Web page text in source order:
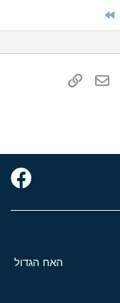
WhatsAppדואר אלקטרוני
האח הגדול